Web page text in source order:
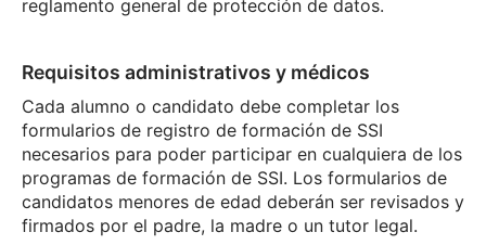
reglamento general de protección de datos.
Requisitos administrativos y médicos
Cada alumno o candidato debe completar los
formularios de registro de formación de SSI
necesarios para poder participar en cualquiera de los
programas de formación de SSI. Los formularios de
candidatos menores de edad deberán ser revisados y
firmados por el padre, la madre o un tutor legal.